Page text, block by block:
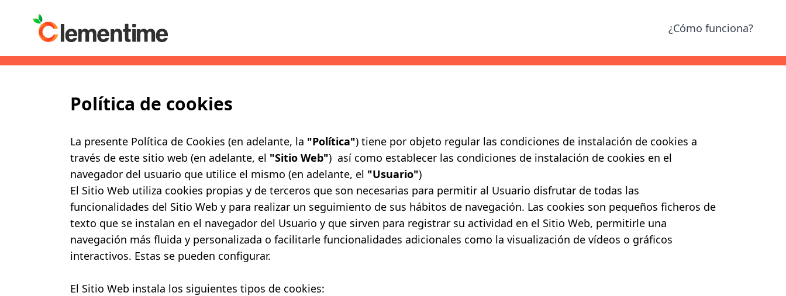
¿Cómo funciona?
Política de cookies
La presente Política de Cookies (en adelante, la "Política") tiene por objeto regular las condiciones de instalación de cookies a
través de este sitio web (en adelante, el "Sitio Web") así como establecer las condiciones de instalación de cookies en el
navegador del usuario que utilice el mismo (en adelante, el "Usuario")
El Sitio Web utiliza cookies propias y de terceros que son necesarias para permitir al Usuario disfrutar de todas las
funcionalidades del Sitio Web y para realizar un seguimiento de sus hábitos de navegación. Las cookies son pequeños ficheros de
texto que se instalan en el navegador del Usuario y que sirven para registrar su actividad en el Sitio Web, permitirle una
navegación más fluida y personalizada o facilitarle funcionalidades adicionales como la visualización de vídeos o gráficos
interactivos. Estas se pueden configurar.
El Sitio Web instala los siguientes tipos de cookies: